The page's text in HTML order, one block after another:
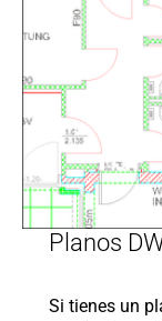
Planos
Si tienes un